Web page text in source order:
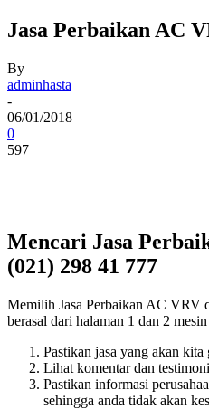
Jasa Perbaikan AC
By
adminhasta
-
06/01/2018
0
597
Mencari Jasa
(021) 298 41 777
Memilih Jasa Perbaikan AC VRV
berasal dari halaman 1 dan 2
Pastikan jasa yang akan
Lihat komentar dan
Pastikan informasi
sehingga anda tidak akan